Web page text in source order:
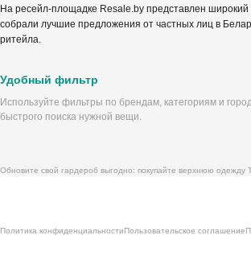
На ресейл-площадке Resale.by представлен
собрали лучшие предложения от частных лиц в
ритейла.
Удобный фильтр
Используйте фильтры по брендам, категориям и
быстрого поиска нужной вещи.
Обновите свой гардероб выгодно: покупайте верхнюю
Политика конфиденциальностиПользовательское соглашение